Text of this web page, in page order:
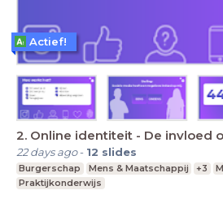
2. Online identiteit - De invloed
22 days ago- 12 slides
Burgerschap Mens & Maatschappij +3
Praktijkonderwijs
Actief!